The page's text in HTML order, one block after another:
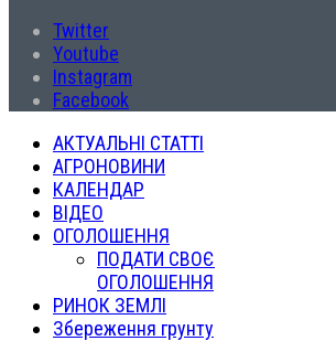
Twitter
Youtube
Instagram
Facebook
АКТУАЛЬНІ СТАТТІ
АГРОНОВИНИ
КАЛЕНДАР
ВІДЕО
ОГОЛОШЕННЯ
ПОДАТИ СВОЄ
ОГОЛОШЕННЯ
РИНОК ЗЕМЛІ
Збереження грунту